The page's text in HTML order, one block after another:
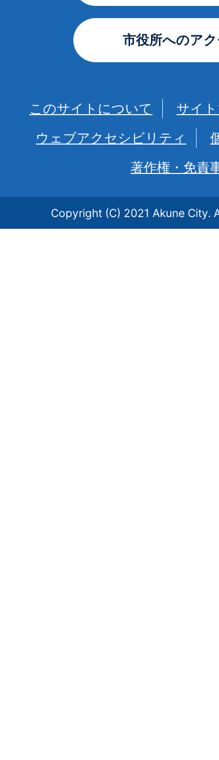
市役所へのア
このサイトについて
サイ
ウェブアクセシビリティ
著作権・免責
Copyright (C) 2021 Akune City.